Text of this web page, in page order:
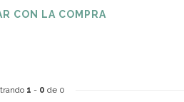
CON LA COMPRA
1 - 0 de 0